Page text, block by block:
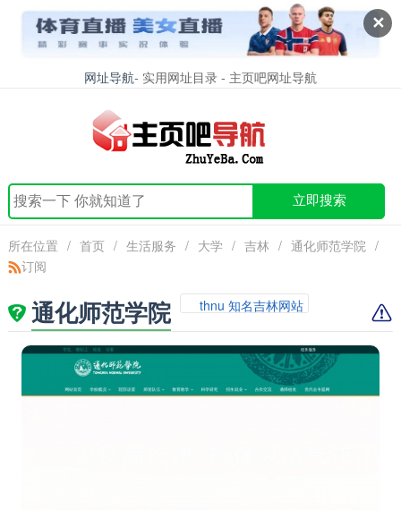
✕
网址导航- 实用网址目录 - 主页吧网址导航
立即搜索
所在位置 / 首页 / 生活服务 / 大学 / 吉林 / 通化师范学院 /
订阅
通化师范学院 thnu 知名吉林网站